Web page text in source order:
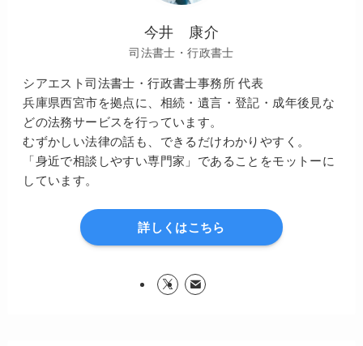
今井 康介
司法書士・行政書士
シアエスト司法書士・行政書士事務所 代表
兵庫県西宮市を拠点に、相続・遺言・登記・成年後見な
どの法務サービスを行っています。
むずかしい法律の話も、できるだけわかりやすく。
「身近で相談しやすい専門家」であることをモットーに
しています。
詳しくはこちら